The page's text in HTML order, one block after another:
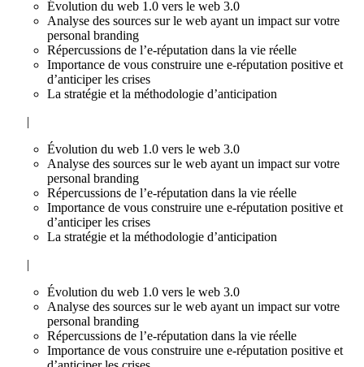
Évolution du web 1.0 vers le web 3.0
Analyse des sources sur le web ayant un impact sur votre
personal branding
Répercussions de l’e-réputation dans la vie réelle
Importance de vous construire une e-réputation positive et
d’anticiper les crises
La stratégie et la méthodologie d’anticipation
|
Évolution du web 1.0 vers le web 3.0
Analyse des sources sur le web ayant un impact sur votre
personal branding
Répercussions de l’e-réputation dans la vie réelle
Importance de vous construire une e-réputation positive et
d’anticiper les crises
La stratégie et la méthodologie d’anticipation
|
Évolution du web 1.0 vers le web 3.0
Analyse des sources sur le web ayant un impact sur votre
personal branding
Répercussions de l’e-réputation dans la vie réelle
Importance de vous construire une e-réputation positive et